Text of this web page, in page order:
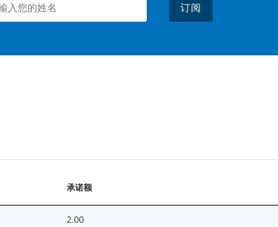
订阅
承诺额
2.00